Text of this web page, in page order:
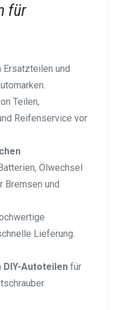
für
Ersatzteilen und
Teilen,
Reifenservice vor
Ölwechsel
Bremsen und
Lieferung.
DIY-Autoteilen für